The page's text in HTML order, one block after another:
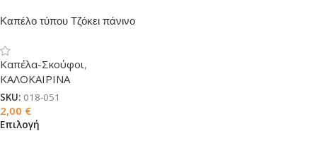
Καπέλο τύπου Τζόκει πάνινο
Καπέλα-Σκούφοι,
ΚΑΛΟΚΑΙΡΙΝΑ
SKU: 018-051
2,00 €
Επιλογή